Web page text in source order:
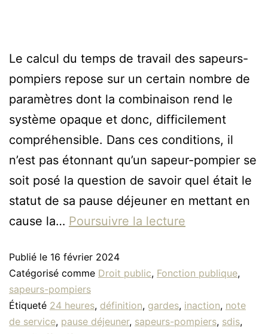
Le calcul du temps de travail des sapeurs-
pompiers repose sur un certain nombre de
paramètres dont la combinaison rend le
système opaque et donc, difficilement
compréhensible. Dans ces conditions, il
n’est pas étonnant qu’un sapeur-pompier se
soit posé la question de savoir quel était le
statut de sa pause déjeuner en mettant en
cause la… Poursuivre la lecture
Publié le 16 février 2024
Catégorisé comme Droit public, Fonction publique,
sapeurs-pompiers
Étiqueté 24 heures, définition, gardes, inaction, note
de service, pause déjeuner, sapeurs-pompiers, sdis,